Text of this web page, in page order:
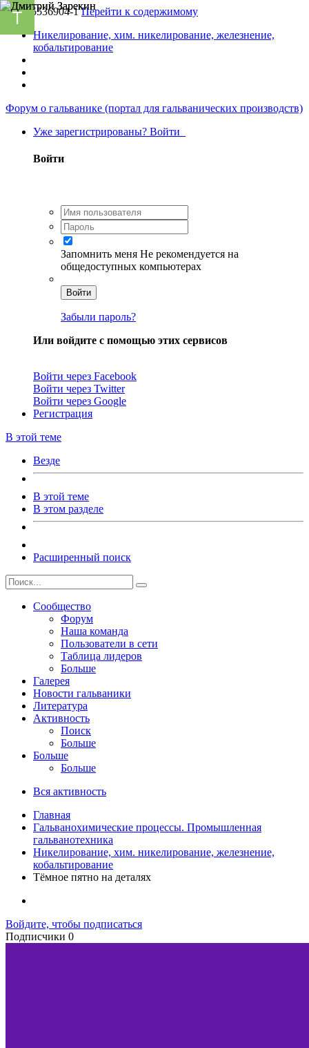
UA-55536904-1Перейти к содержимому
Никелирование, хим. никелирование, железнение,
кобальтирование
Форум о гальванике (портал для гальванических производств)
Уже зарегистрированы? Войти
Войти
Запомнить меня Не рекомендуется на
общедоступных компьютерах
Войти
Забыли пароль?
Или войдите с помощью этих сервисов
Войти через Facebook
Войти через Twitter
Войти через Google
Регистрация
В этой теме
Везде
В этой теме
В этом разделе
Расширенный поиск
Сообщество
Форум
Наша команда
Пользователи в сети
Таблица лидеров
Больше
Галерея
Новости гальваники
Литература
Активность
Поиск
Больше
Больше
Больше
Вся активность
Главная
Гальванохимические процессы. Промышленная
гальванотехника
Никелирование, хим. никелирование, железнение,
кобальтирование
Тёмное пятно на деталях
Войдите, чтобы подписаться
Подписчики 0